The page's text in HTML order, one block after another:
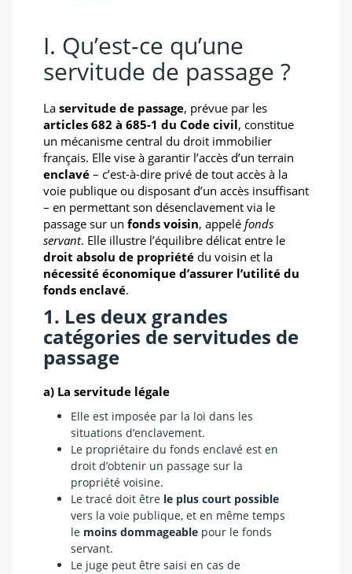
I. Qu’est-ce qu’une
servitude de passage ?
La servitude de passage, prévue par les
articles 682 à 685-1 du Code civil, constitue
un mécanisme central du droit immobilier
français. Elle vise à garantir l’accès d’un terrain
enclavé – c’est-à-dire privé de tout accès à la
voie publique ou disposant d’un accès insuffisant
– en permettant son désenclavement via le
passage sur un fonds voisin, appelé fonds
servant. Elle illustre l’équilibre délicat entre le
droit absolu de propriété du voisin et la
nécessité économique d’assurer l’utilité du
fonds enclavé.
1. Les deux grandes
catégories de servitudes de
passage
a) La servitude légale
Elle est imposée par la loi dans les
situations d’enclavement.
Le propriétaire du fonds enclavé est en
droit d’obtenir un passage sur la
propriété voisine.
Le tracé doit être le plus court possible
vers la voie publique, et en même temps
le moins dommageable pour le fonds
servant.
Le juge peut être saisi en cas de